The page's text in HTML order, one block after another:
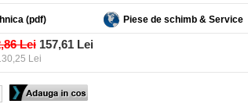
(pdf) Piese de schimb & Service
Lei 157,61 Lei
Lei